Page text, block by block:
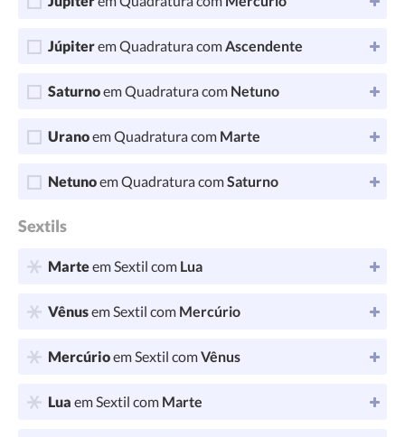
Júpiterem Quadratura comAscendente
Saturnoem Quadratura com Netuno
Uranoem Quadratura com Marte
Netunoem Quadratura comSaturno
Sextils
Marteem Sextil com Lua
Vênusem Sextil com Mercúrio
Mercúrioem Sextil comVênus
Lua em Sextil com Marte